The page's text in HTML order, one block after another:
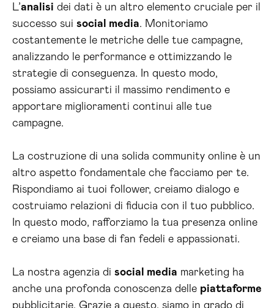
L’analisi dei dati è un altro elemento cruciale per il
successo sui social media. Monitoriamo
costantemente le metriche delle tue campagne,
analizzando le performance e ottimizzando le
strategie di conseguenza. In questo modo,
possiamo assicurarti il massimo rendimento e
apportare miglioramenti continui alle tue
campagne.
La costruzione di una solida community online è un
altro aspetto fondamentale che facciamo per te.
Rispondiamo ai tuoi follower, creiamo dialogo e
costruiamo relazioni di fiducia con il tuo pubblico.
In questo modo, rafforziamo la tua presenza online
e creiamo una base di fan fedeli e appassionati.
La nostra agenzia di social media marketing ha
anche una profonda conoscenza delle piattaforme
pubblicitarie. Grazie a questo, siamo in grado di